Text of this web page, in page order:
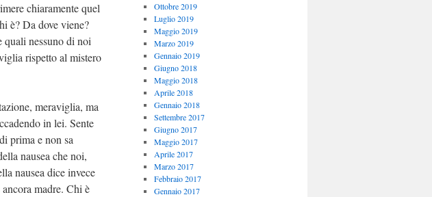
chiaramente quel
è? Da dove viene?
quali nessuno di noi
rispetto al mistero
meraviglia, ma
in lei. Sente
prima e non sa
nausea che noi,
nausea dice invece
madre. Chi è
Ottobre 2019
Luglio 2019
Maggio 2019
Marzo 2019
Gennaio 2019
Giugno 2018
Maggio 2018
Aprile 2018
Gennaio 2018
Settembre 2017
Giugno 2017
Maggio 2017
Aprile 2017
Marzo 2017
Febbraio 2017
Gennaio 2017